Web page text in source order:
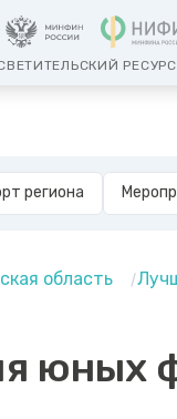
РЕСУРС
региона
область
юных